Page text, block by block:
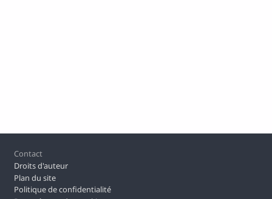
Pied de page
Contact
Droits d'auteur
Plan du site
Politique de confidentialité